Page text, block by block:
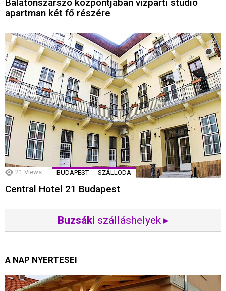
Balatonszárszó központjában vízparti stúdió
apartman két fő részére
21 Views BUDAPEST SZÁLLODA
Central Hotel 21 Budapest
Buzsáki szálláshelyek ▸
A NAP NYERTESEI